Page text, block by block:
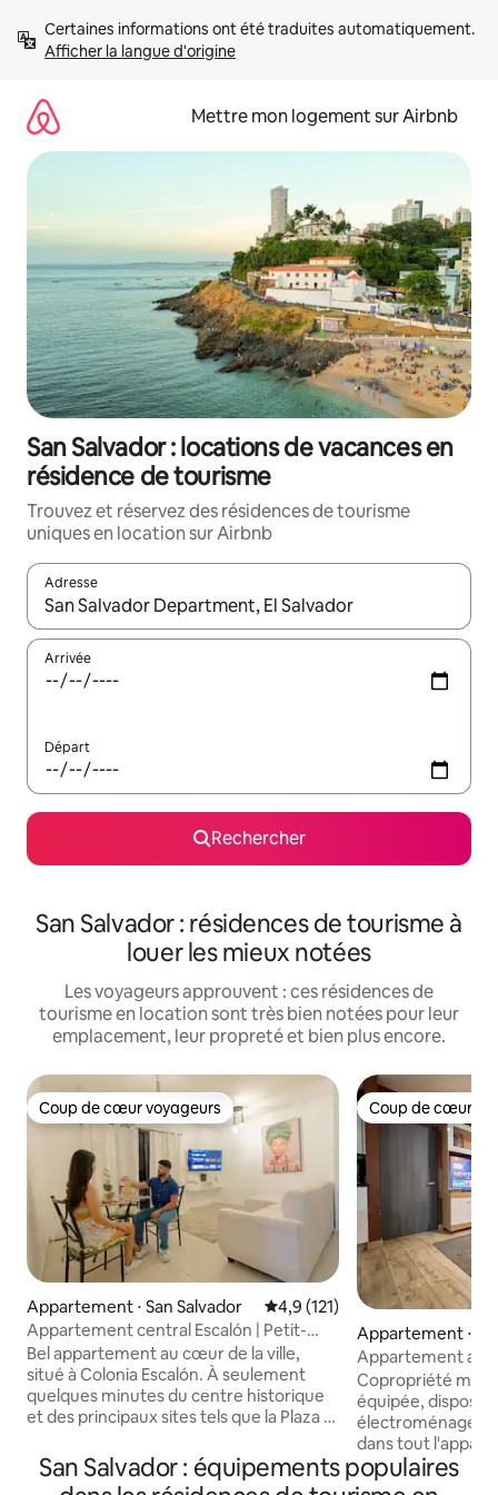
directement
Afficher la langue d'origine
Mettre mon logement sur Airbnb
San Salvador : locations de vacances en
résidence de tourisme
Trouvez et réservez des résidences de tourisme
uniques en location sur Airbnb
Adresse
Lorsque les résultats s'affichent, utilisez les flèches vers le
Arrivée
Départ
Rechercher
San Salvador : résidences de tourisme à
louer les mieux notées
Les voyageurs approuvent : ces résidences de
tourisme en location sont très bien notées pour leur
emplacement, leur propreté et bien plus encore.
Coup de cœur voyageurs
Coup de cœur voyageurs
Appartement ⋅ San Salvador Évaluation moyenne sur la
4,9 (121)
Appartement central Escalón | Petit-
déjeuner WiFi A/C et parking
Bel appartement au cœur de la ville,
situé à Colonia Escalón. À seulement
quelques minutes du centre historique
et des principaux sites tels que la Plaza El
Millenium Plaza, le Bambú Center et la
Torre Futura, les restaurants, le musée
Coup de cœur
Coup de cœur
Appartement ⋅
r
Appartement
climatisation
Copropriété
équipée, dispose
dans tout
salles de bains
une télévision
San Salvador : équipements populaires